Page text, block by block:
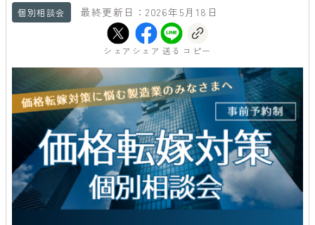
個別相談会 最終更新日：2026年5月18日
シェア シェア 送る コピー